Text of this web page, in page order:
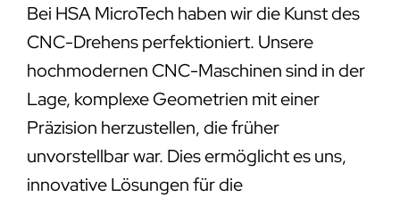
Bei HSA MicroTech haben wir die Kunst des
CNC-Drehens perfektioniert. Unsere
hochmodernen CNC-Maschinen sind in der
Lage, komplexe Geometrien mit einer
Präzision herzustellen, die früher
unvorstellbar war. Dies ermöglicht es uns,
innovative Lösungen für die